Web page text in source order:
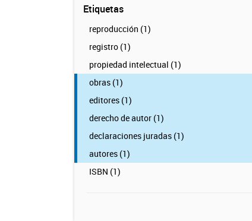
Etiquetas
reproducción (1)
registro (1)
propiedad intelectual (1)
obras (1)
editores (1)
derecho de autor (1)
declaraciones juradas (1)
autores (1)
ISBN (1)